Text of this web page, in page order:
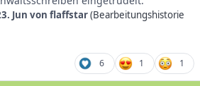
Jun von flaffstar(Bearbeitungshistorie
6 1 1